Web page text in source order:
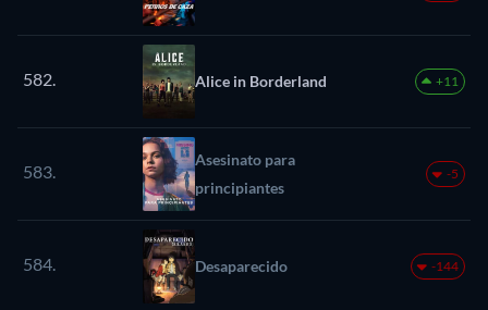
582. Alice in Borderland +11
583.
Asesinato para
principiantes
-5
584. Desaparecido -144